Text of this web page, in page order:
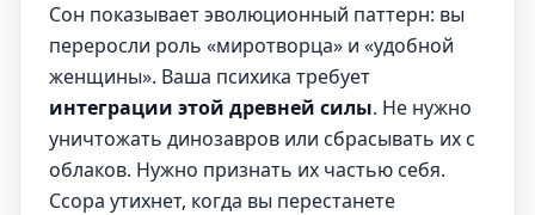
Сон показывает эволюционный паттерн: вы
переросли роль «миротворца» и «удобной
женщины». Ваша психика требует
интеграции этой древней силы. Не нужно
уничтожать динозавров или сбрасывать их с
облаков. Нужно признать их частью себя.
Ссора утихнет, когда вы перестанете